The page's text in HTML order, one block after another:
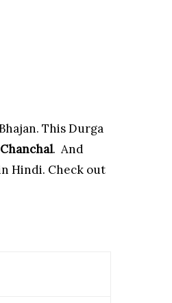
This Durga
. And
Hindi. Check out